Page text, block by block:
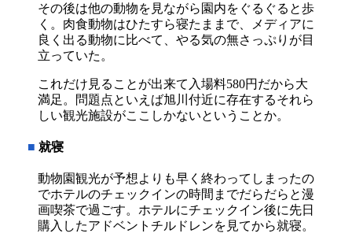
その後は他の動物を見ながら園内をぐるぐると歩
く。肉食動物はひたすら寝たままで、メディアに
良く出る動物に比べて、やる気の無さっぷりが目
立っていた。
これだけ見ることが出来て入場料580円だから大
満足。問題点といえば旭川付近に存在するそれら
しい観光施設がここしかないということか。
■ 就寝
動物園観光が予想よりも早く終わってしまったの
でホテルのチェックインの時間までだらだらと漫
画喫茶で過ごす。ホテルにチェックイン後に先日
購入したアドベントチルドレンを見てから就寝。